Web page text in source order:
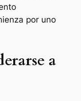
por uno
a